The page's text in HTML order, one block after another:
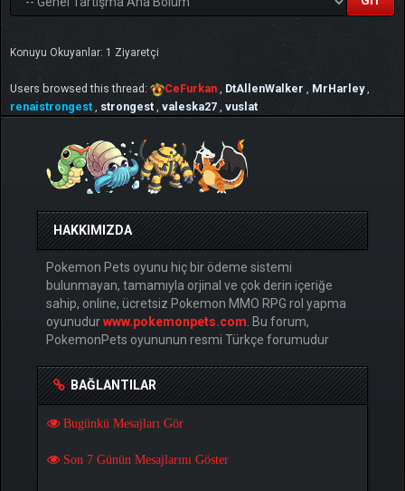
Konuyu Okuyanlar: 1 Ziyaretçi
Users browsed this thread: CeFurkan , DtAllenWalker , MrHarley ,
renaistrongest , strongest , valeska27 , vuslat
HAKKIMIZDA
Pokemon Pets oyunu hiç bir ödeme sistemi
bulunmayan, tamamıyla orjinal ve çok derin içeriğe
sahip, online, ücretsiz Pokemon MMO RPG rol yapma
oyunudurwww.pokemonpets.com . Bu forum,
PokemonPets oyununun resmi Türkçe forumudur
BAĞLANTILAR
Bugünkü Mesajları Gör
Son 7 Günün Mesajlarını Göster